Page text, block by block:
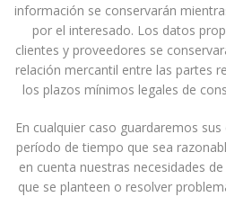
información se conservarán
por el interesado. Los datos
clientes y proveedores se
relación mercantil entre las partes
los plazos mínimos legales de
En cualquier caso guardaremos
período de tiempo que sea
en cuenta nuestras necesidades
que se planteen o resolver